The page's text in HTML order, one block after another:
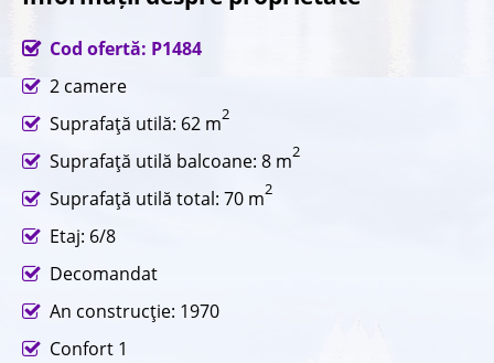
Cod ofertă: P1484
2 camere
Suprafaţă utilă: 62 m2
Suprafaţă utilă balcoane: 8 m2
Suprafaţă utilă total: 70 m2
Etaj: 6/8
Decomandat
An construcţie: 1970
Confort 1